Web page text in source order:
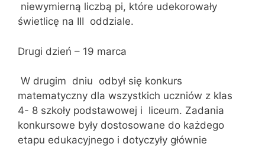
niewymierną liczbą pi, które udekorowały
świetlicę na III oddziale.
Drugi dzień – 19 marca
W drugim dniu odbył się konkurs
matematyczny dla wszystkich uczniów z klas
4- 8 szkoły podstawowej i liceum. Zadania
konkursowe były dostosowane do każdego
etapu edukacyjnego i dotyczyły głównie